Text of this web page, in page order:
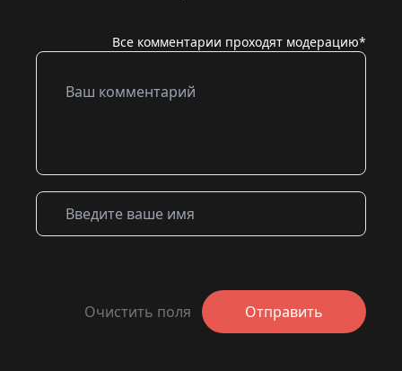
Все комментарии проходят модерацию*
Очистить поля Отправить